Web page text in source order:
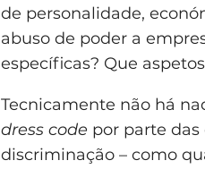
de personalidade,
abuso de poder a
específicas? Que
Tecnicamente não há
dress code por parte
discriminação – como